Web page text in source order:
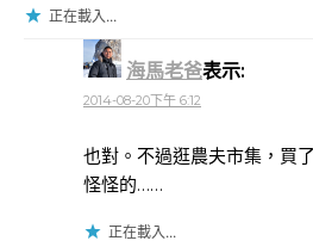
正在載入...
海馬老爸表示:
2014-08-20下午 6:12
也對。不過逛農夫市集，買
怪怪的……
正在載入...